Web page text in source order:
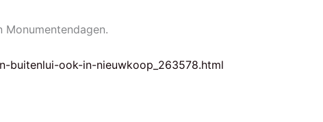
buitenlui-ook-in-nieuwkoop_263578.html